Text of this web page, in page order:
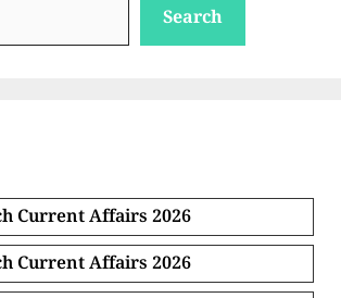
Search
Current Affairs 2026
Current Affairs 2026